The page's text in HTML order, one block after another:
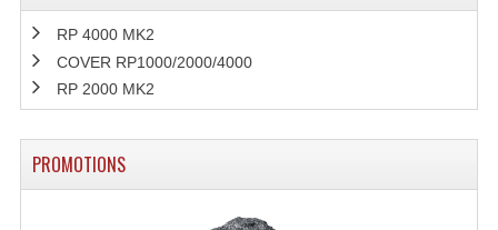
Structures, Pieds, Ponts...
RP 4000 MK2
COVER RP1000/2000/4000
RP 2000 MK2
PROMOTIONS